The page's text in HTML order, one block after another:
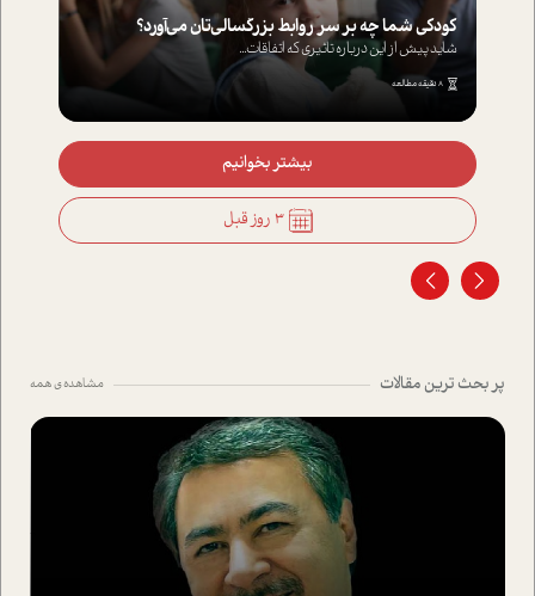
کودکی شما چه بر سر روابط بزرگسالی‌تان می‌آورد؟
شاید پیش از این درباره تاثیری که اتفاقات...
8 دقیقه مطالعه
بیشتر بخوانیم
3 روز قبل
پر بحث ترین مقالات مشاهده ی همه